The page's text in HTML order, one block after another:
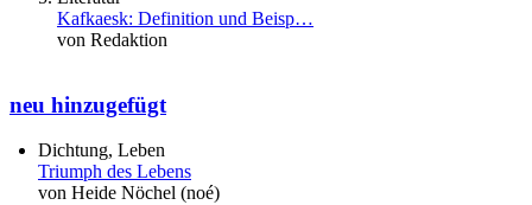
Kafkaesk: Definition und Beisp…
von Redaktion
neu hinzugefügt
Dichtung, Leben
Triumph des Lebens
von Heide Nöchel (noé)